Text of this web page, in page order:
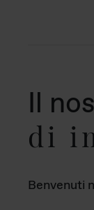
Il
di
Benvenuti